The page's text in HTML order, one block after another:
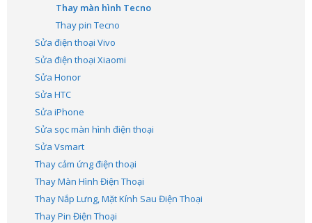
Thay màn hình Tecno
Thay pin Tecno
Sửa điện thoại Vivo
Sửa điện thoại Xiaomi
Sửa Honor
Sửa HTC
Sửa iPhone
Sửa sọc màn hình điện thoại
Sửa Vsmart
Thay cảm ứng điện thoại
Thay Màn Hình Điện Thoại
Thay Nắp Lưng, Mặt Kính Sau Điện Thoại
Thay Pin Điện Thoại